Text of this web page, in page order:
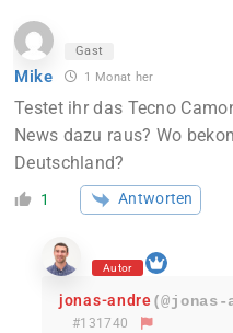
Gast
Mike 1 Monat her
Testet ihr das Tecno
News dazu raus? Wo
Deutschland?
1 Antworten
Autor
jonas-andre(@jonas-
#131740